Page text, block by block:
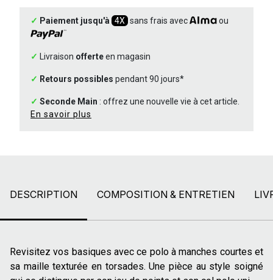
✓ Paiement jusqu'à 4X sans frais avec ou
✓ Livraison offerteen magasin
✓ Retours possibles pendant 90 jours*
✓ Seconde Main : offrez une nouvelle vie à cet article.
En savoir plus
DESCRIPTION COMPOSITION & ENTRETIEN
Revisitez vos basiques avec ce polo à manches courtes et
sa maille texturée en torsades. Une pièce au style soigné